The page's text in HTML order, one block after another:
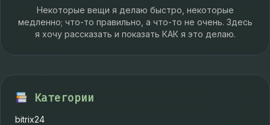
Некоторые вещи я делаю быстро, некоторые
медленно; что-то правильно, а что-то не очень. Здесь
я хочу рассказать и показать КАК я это делаю.
Категории
bitrix24